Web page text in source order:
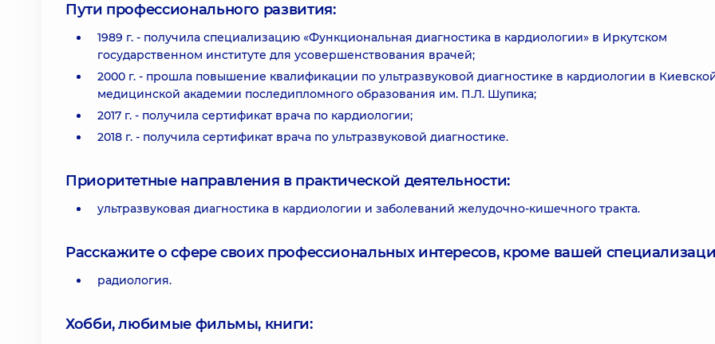
Пути профессионального развития:
1989 г. - получила специализацию «Функциональная диагностика в кардиологии» в Иркутском
государственном институте для усовершенствования врачей;
2000 г. - прошла повышение квалификации по ультразвуковой диагностике в кардиологии в
медицинской академии последипломного образования им. П.Л. Шупика;
2017 г. - получила сертификат врача по кардиологии;
2018 г. - получила сертификат врача по ультразвуковой диагностике.
Приоритетные направления в практической деятельности:
ультразвуковая диагностика в кардиологии и заболеваний желудочно-кишечного тракта.
Расскажите о сфере своих профессиональных интересов, кроме вашей
радиология.
Хобби, любимые фильмы, книги: